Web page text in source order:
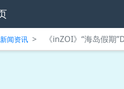
闻资讯 > 《inZOI》“海岛假期